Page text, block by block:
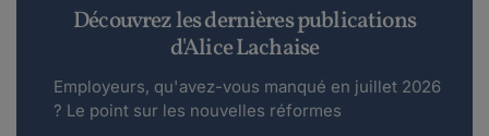
Découvrez les dernières publications
d'Alice Lachaise
Employeurs, qu'avez-vous manqué en juillet 2026
? Le point sur les nouvelles réformes